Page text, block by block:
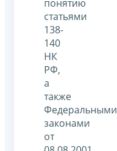
понятию
статьями
138-
140
НК
РФ,
а
также
Федеральными
законами
от